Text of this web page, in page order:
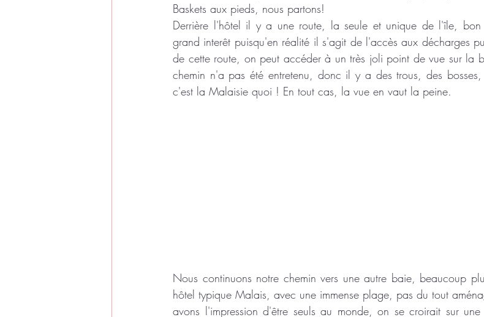
Baskets aux pieds, nous partons!
Derrière l'hôtel il y a une route, la seule et unique de l'île, bon
grand interêt puisqu'en réalité il s'agit de l'accès aux décharges
de cette route, on peut accéder à un très joli point de vue sur la
chemin n'a pas été entretenu, donc il y a des trous, des
c'est la Malaisie quoi ! En tout cas, la vue en vaut la peine.
Nous continuons notre chemin vers une autre baie, beaucoup
hôtel typique Malais, avec une immense plage, pas du tout
avons l'impression d'être seuls au monde, on se croirait sur